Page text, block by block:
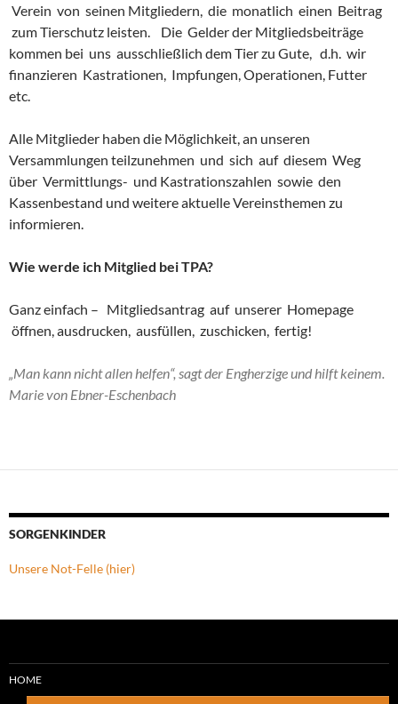
Verein von seinen Mitgliedern, die monatlich einen Beitrag
zum Tierschutz leisten. Die Gelder der Mitgliedsbeiträge
kommen bei uns ausschließlich dem Tier zu Gute, d.h. wir
finanzieren Kastrationen, Impfungen, Operationen, Futter
etc.
Alle Mitglieder haben die Möglichkeit, an unseren
Versammlungen teilzunehmen und sich auf diesem Weg
über Vermittlungs- und Kastrationszahlen sowie den
Kassenbestand und weitere aktuelle Vereinsthemen zu
informieren.
Wie werde ich Mitglied bei TPA?
Ganz einfach – Mitgliedsantrag auf unserer Homepage
öffnen, ausdrucken, ausfüllen, zuschicken, fertig!
„Man kann nicht allen helfen“, sagt der Engherzige und hilft keinem.
Marie von Ebner-Eschenbach
SORGENKINDER
Unsere Not-Felle (hier)
HOME